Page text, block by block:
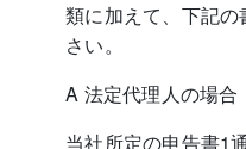
類に加えて、下記
さい。
A 法定代理人の場合
当社所定の申告書1